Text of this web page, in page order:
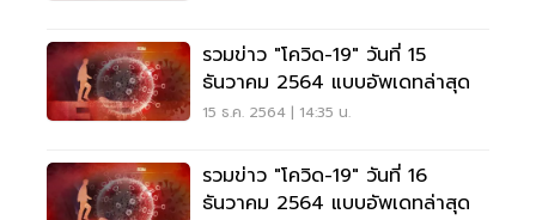
รวมข่าว "โควิด-19" วันที่ 15
ธันวาคม 2564 แบบอัพเดทล่าสุด
15 ธ.ค. 2564 | 14:35 น.
รวมข่าว "โควิด-19" วันที่ 16
ธันวาคม 2564 แบบอัพเดทล่าสุด